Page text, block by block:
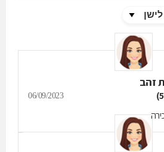
זהב
06/09/2023